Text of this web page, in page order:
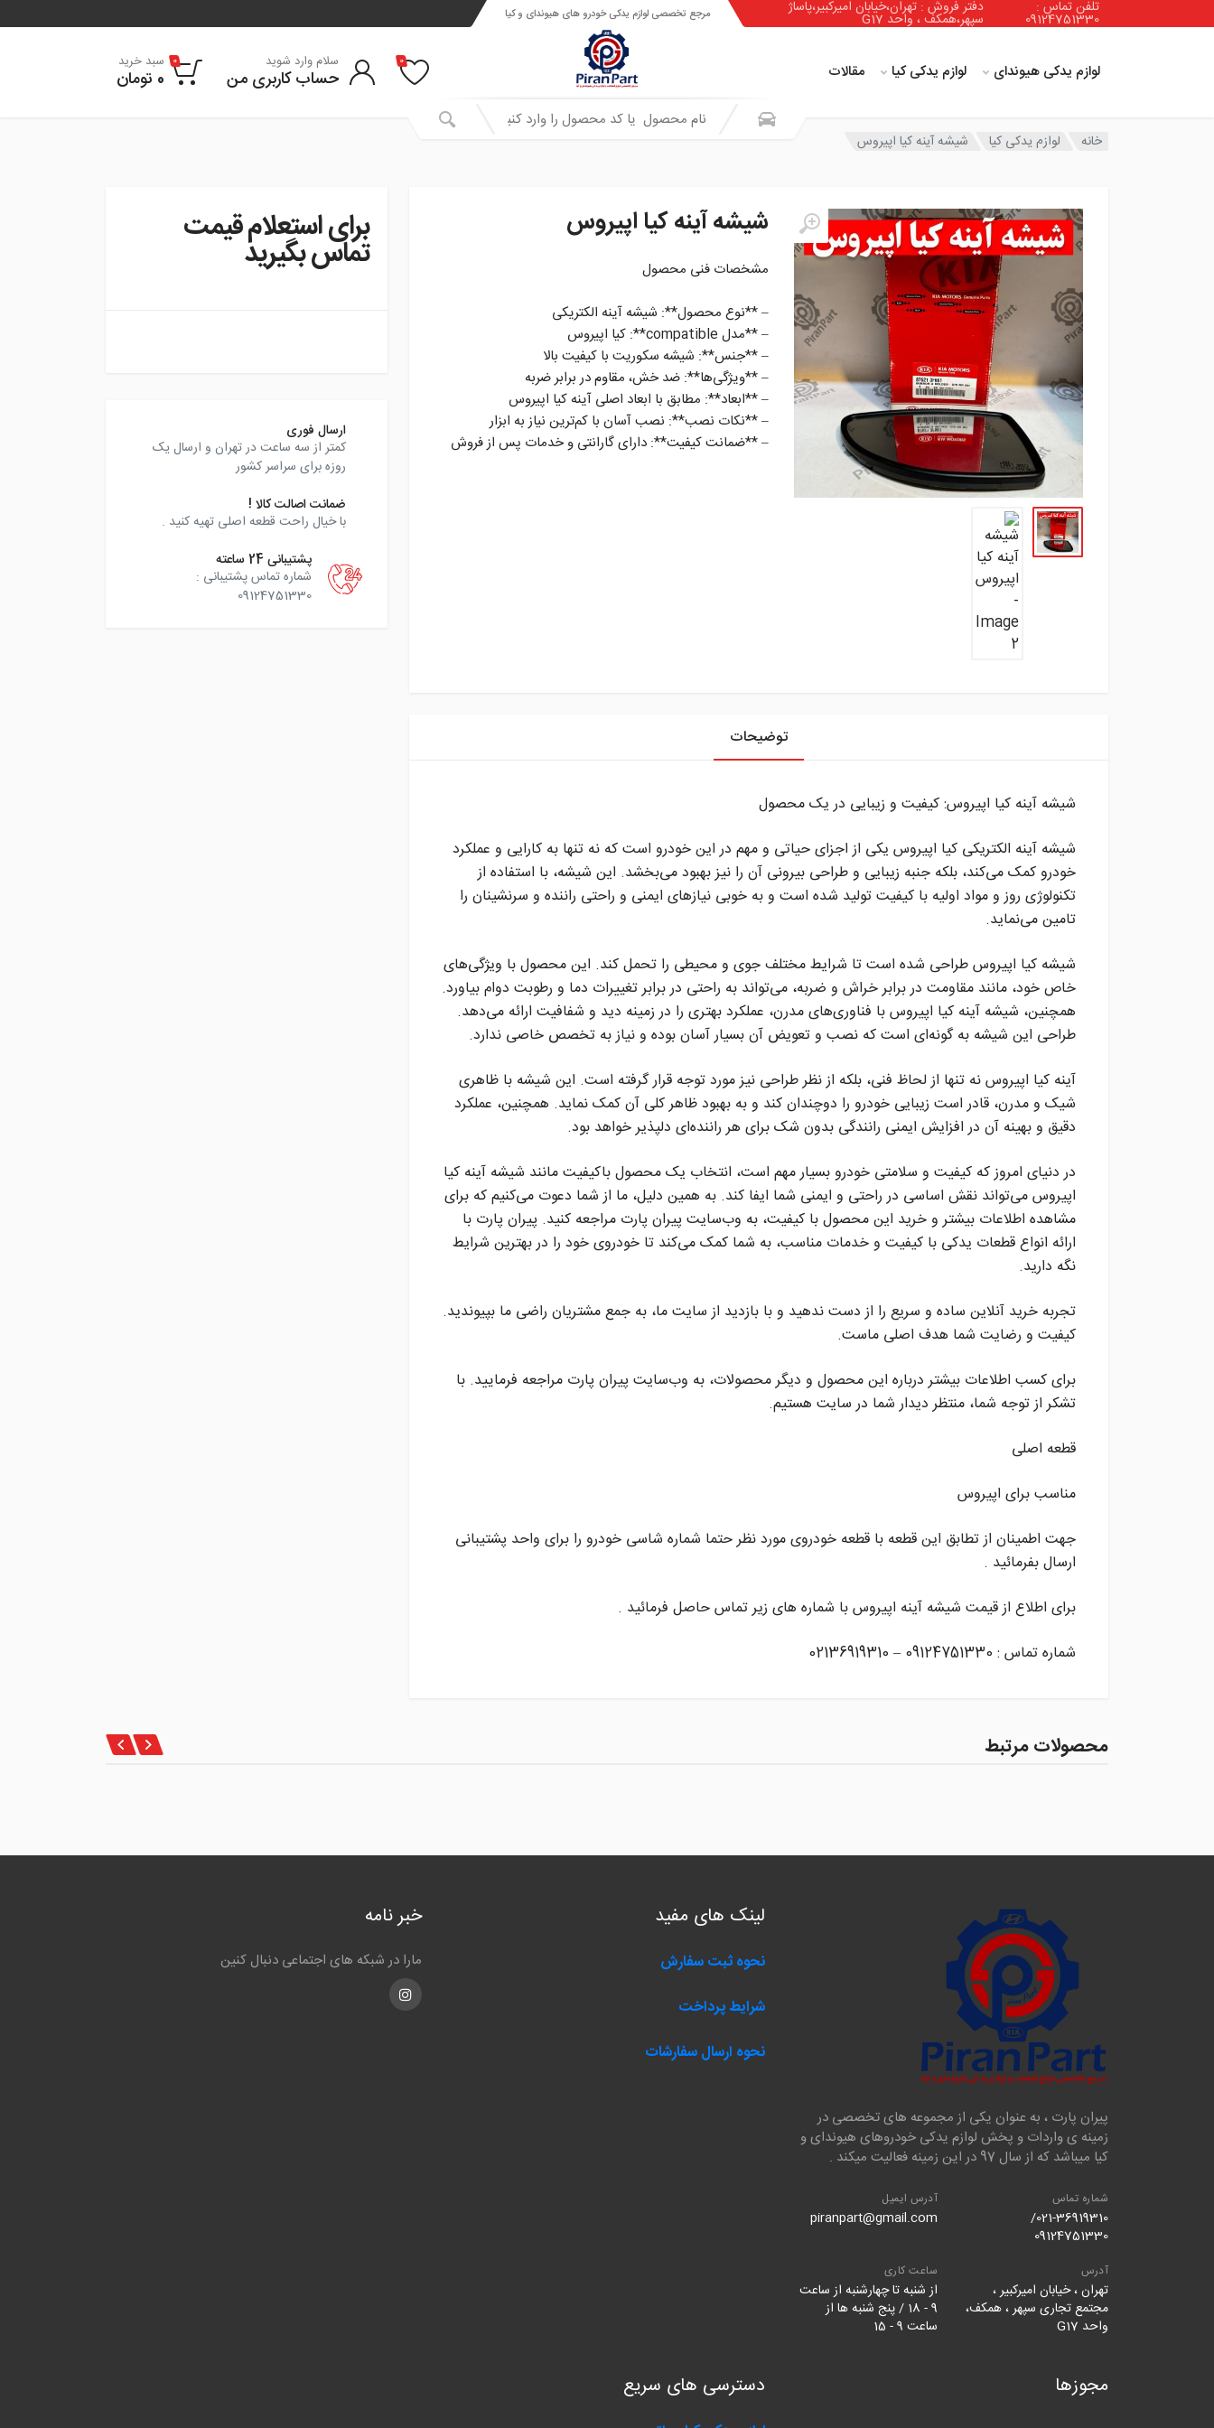
تلفن تماس :
09124751330
دفتر فروش : تهران،خیابان امیرکبیر،پاساژ
سپهر،همکف ، واحد G17
لوازم یدکی هیوندای لوازم یدکی کیا مقالات
مرجع تخصصی لوازم یدکی خودرو های هیوندای و کیا
0 سلام وارد شوید
حساب کاربری من
0 سبد خرید
0 تومان
خانه لوازم یدکی کیا شیشه آینه کیا اپیروس
شیشه آینه کیا اپیروس
مشخصات فنی محصول
– **نوع محصول**: شیشه آینه الکتریکی
– **مدل compatible**: کیا اپیروس
– **جنس**: شیشه سکوریت با کیفیت بالا
– **ویژگی‌ها**: ضد خش، مقاوم در برابر ضربه
– **ابعاد**: مطابق با ابعاد اصلی آینه کیا اپیروس
– **نکات نصب**: نصب آسان با کم‌ترین نیاز به ابزار
– **ضمانت کیفیت**: دارای گارانتی و خدمات پس از فروش
برای استعلام قیمت
تماس بگیرید
ارسال فوری
کمتر از سه ساعت در تهران و ارسال یک
روزه برای سراسر کشور
ضمانت اصالت کالا !
با خیال راحت قطعه اصلی تهیه کنید .
پشتیبانی 24 ساعته
شماره تماس پشتیبانی :
09124751330
توضیحات
شیشه آینه کیا اپیروس: کیفیت و زیبایی در یک محصول
شیشه آینه الکتریکی کیا اپیروس یکی از اجزای حیاتی و مهم در این خودرو است که نه تنها به کارایی و عملکرد
خودرو کمک می‌کند، بلکه جنبه زیبایی و طراحی بیرونی آن را نیز بهبود می‌بخشد. این شیشه، با استفاده از
تکنولوژی روز و مواد اولیه با کیفیت تولید شده است و به خوبی نیازهای ایمنی و راحتی راننده و سرنشینان را
تامین می‌نماید.
شیشه کیا اپیروس طراحی شده است تا شرایط مختلف جوی و محیطی را تحمل کند. این محصول با ویژگی‌های
خاص خود، مانند مقاومت در برابر خراش و ضربه، می‌تواند به راحتی در برابر تغییرات دما و رطوبت دوام بیاورد.
همچنین، شیشه آینه کیا اپیروس با فناوری‌های مدرن، عملکرد بهتری را در زمینه دید و شفافیت ارائه می‌دهد.
طراحی این شیشه به گونه‌ای است که نصب و تعویض آن بسیار آسان بوده و نیاز به تخصص خاصی ندارد.
آینه کیا اپیروس نه تنها از لحاظ فنی، بلکه از نظر طراحی نیز مورد توجه قرار گرفته است. این شیشه با ظاهری
شیک و مدرن، قادر است زیبایی خودرو را دوچندان کند و به بهبود ظاهر کلی آن کمک نماید. همچنین، عملکرد
دقیق و بهینه آن در افزایش ایمنی رانندگی بدون شک برای هر راننده‌ای دلپذیر خواهد بود.
در دنیای امروز که کیفیت و سلامتی خودرو بسیار مهم است، انتخاب یک محصول باکیفیت مانند شیشه آینه کیا
اپیروس می‌تواند نقش اساسی در راحتی و ایمنی شما ایفا کند. به همین دلیل، ما از شما دعوت می‌کنیم که برای
مشاهده اطلاعات بیشتر و خرید این محصول با کیفیت، به وب‌سایت پیران پارت مراجعه کنید. پیران پارت با
ارائه انواع قطعات یدکی با کیفیت و خدمات مناسب، به شما کمک می‌کند تا خودروی خود را در بهترین شرایط
نگه دارید.
تجربه خرید آنلاین ساده و سریع را از دست ندهید و با بازدید از سایت ما، به جمع مشتریان راضی ما بپیوندید.
کیفیت و رضایت شما هدف اصلی ماست.
برای کسب اطلاعات بیشتر درباره این محصول و دیگر محصولات، به وب‌سایت پیران پارت مراجعه فرمایید. با
تشکر از توجه شما، منتظر دیدار شما در سایت هستیم.
قطعه اصلی
مناسب برای اپیروس
جهت اطمینان از تطابق این قطعه با قطعه خودروی مورد نظر حتما شماره شاسی خودرو را برای واحد پشتیبانی
ارسال بفرمائید .
برای اطلاع از قیمت شیشه آینه اپیروس با شماره های زیر تماس حاصل فرمائید .
شماره تماس : 09124751330 – 02136919310
محصولات مرتبط
پیران پارت ، به عنوان یکی از مجموعه های تخصصی در
زمینه ی واردات و پخش لوازم یدکی خودروهای هیوندای و
کیا میباشد که از سال 97 در این زمینه فعالیت میکند .
شماره تماس
021-36919310/
09124751330
آدرس ایمیل
piranpart@gmail.com
آدرس
تهران ، خیابان امیرکبیر ،
مجتمع تجاری سپهر ، همکف،
واحد G17
ساعت کاری
از شنبه تا چهارشنبه از ساعت
9 - 18 / پنج شنبه ها از
ساعت 9 - 15
لینک های مفید
نحوه ثبت سفارش
شرایط پرداخت
نحوه ارسال سفارشات
خبر نامه
مارا در شبکه های اجتماعی دنبال کنین
Instagram
مجوزها دسترسی های سریع